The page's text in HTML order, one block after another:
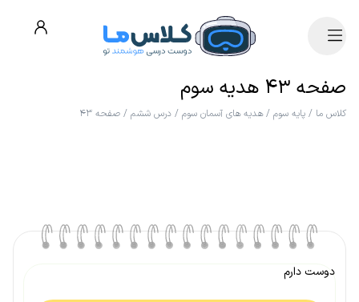
صفحه ۴۳ هدیه سوم
کلاس ما / پایه سوم /هدیه های آسمان سوم / درس ششم / صفحه ۴۳
دوست دارم